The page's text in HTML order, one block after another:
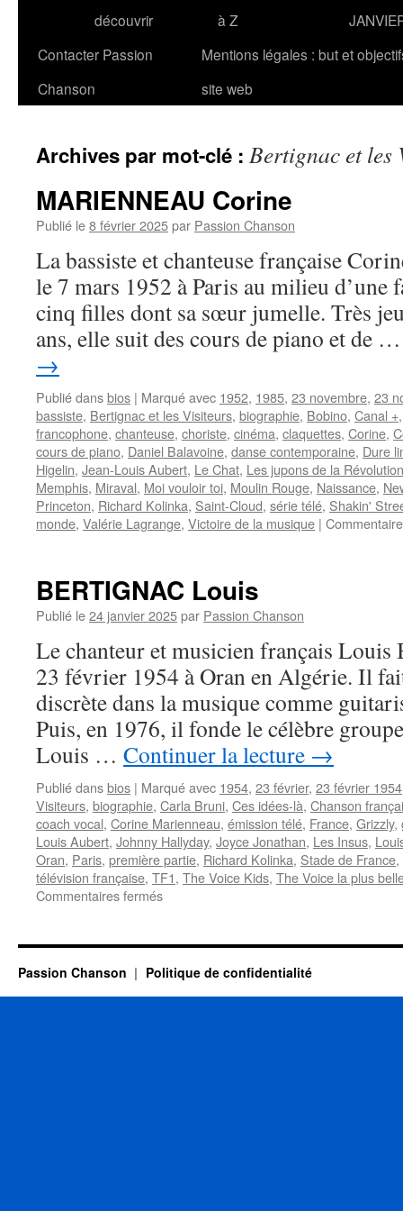
découvrir
à Z
Contacter Passion
Chanson
Mentions légales : but et
site web
Archives par mot-clé : Bertignac et les
MARIENNEAU Corine
Publié le8 février 2025par Passion Chanson
La bassiste et chanteuse française
le 7 mars 1952 à Paris au milieu
cinq filles dont sa sœur jumelle. Très
ans, elle suit des cours de piano et de
→
Publié dansbios | Marqué avec 1952, 1985, 23 novembre, 23
bassiste, Bertignac et les Visiteurs, biographie, Bobino, Canal +
francophone, chanteuse, choriste, cinéma, claquettes, Corine,
cours de piano, Daniel Balavoine, danse contemporaine, Dure
Higelin, Jean-Louis Aubert, Le Chat, Les jupons de la Révolution
Memphis, Miraval, Moi vouloir toi, Moulin Rouge, Naissance,
Princeton, Richard Kolinka, Saint-Cloud, série télé, Shakin'
monde, Valérie Lagrange, Victoire de la musique |
BERTIGNAC Louis
Publié le24 janvier 2025par Passion Chanson
Le chanteur et musicien français
23 février 1954 à Oran en Algérie. Il
discrète dans la musique comme
Puis, en 1976, il fonde le célèbre
Louis … Continuer la lecture →
Publié dansbios | Marqué avec 1954, 23 février, 23 février 1954
Visiteurs, biographie, Carla Bruni, Ces idées-là, Chanson
coach vocal, Corine Marienneau, émission télé, France, Grizzly,
Louis Aubert, Johnny Hallyday, Joyce Jonathan, Les Insus,
Oran, Paris, première partie, Richard Kolinka, Stade de France,
télévision française, TF1, The Voice Kids, The Voice la plus
Commentaires ferméssur
Passion Chanson Politique de confidentialité